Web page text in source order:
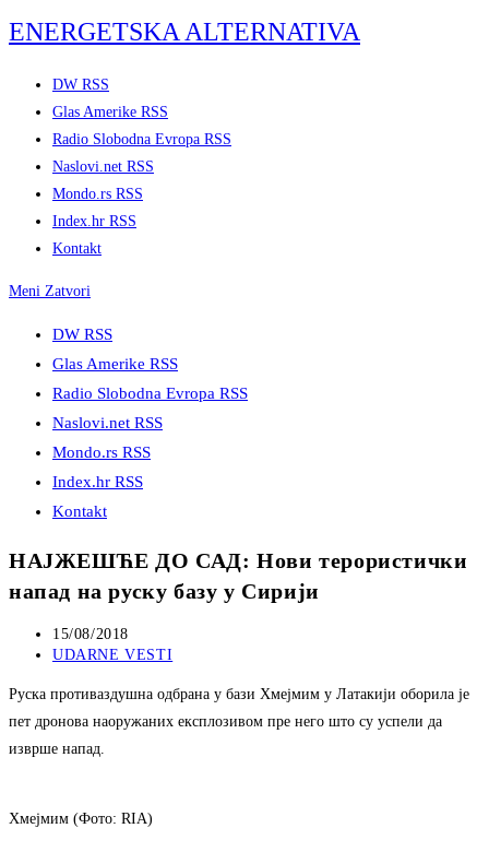
Skip
to
ENERGETSKA ALTERNATIVA
DW RSS
Glas Amerike RSS
Radio Slobodna Evropa RSS
Naslovi.net RSS
Mondo.rs RSS
Index.hr RSS
Kontakt
Meni Zatvori
DW RSS
Glas Amerike RSS
Radio Slobodna Evropa RSS
Naslovi.net RSS
Mondo.rs RSS
Index.hr RSS
Kontakt
НАЈЖЕШЋЕ ДО САД: Нови терористички
напад на руску базу у Сирији
Post
published:
15/08/2018
Post
UDARNE VESTI
Руска противаздушна одбрана у бази Хмејмим у Латакији оборила је
пет дронова наоружаних експлозивом пре него што су успели да
изврше напад.
Хмејмим (Фото: RIA)